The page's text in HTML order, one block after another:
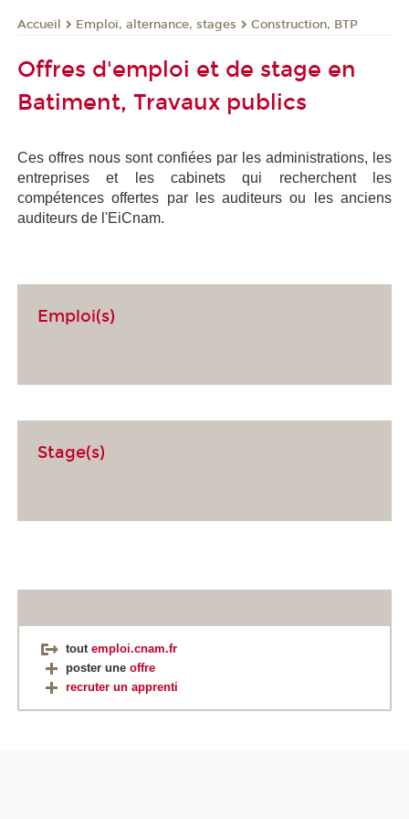
Accueil Emploi, alternance, stages Construction, BTP
Offres d'emploi et de stage en
Batiment, Travaux publics
Ces offres nous sont confiées par les administrations, les
entreprises et les cabinets qui recherchent les
compétences offertes par les auditeurs ou les anciens
auditeurs de l'EiCnam.
Emploi(s)
Stage(s)
tout emploi.cnam.fr
poster une offre
recruter un apprenti